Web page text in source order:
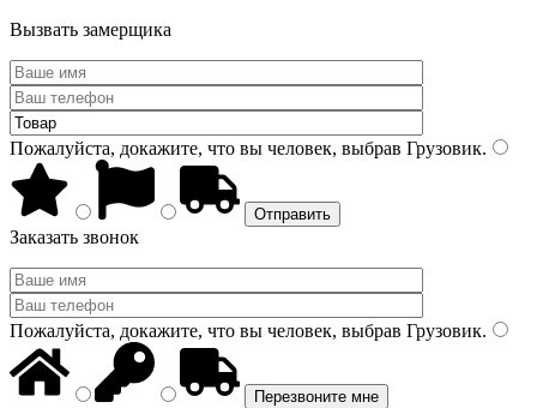
Вызвать замерщика
Пожалуйста, докажите, что вы человек, выбрав Грузовик.
Заказать звонок
Пожалуйста, докажите, что вы человек, выбрав Грузовик.